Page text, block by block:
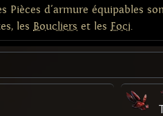
Pièces d'armure équipables
les Boucliers et les Foci.